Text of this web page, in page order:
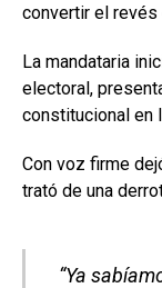
convertir el revés
La mandataria
electoral,
constitucional en
Con voz firme
trató de una
“Ya